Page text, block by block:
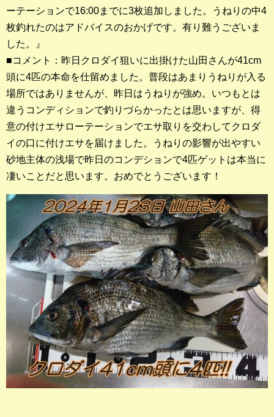
ーテーションで16:00までに3枚追加しました。うねりの中4
枚釣れたのはアドバイスのおかげです。有り難うございま
した。』
■コメント：昨日クロダイ狙いに出掛けた山田さんが41cm
頭に4匹の本命を仕留めました。普段はあまりうねりが入る
場所ではありませんが、昨日はうねりが強め。いつもとは
違うコンディションで釣りづらかったとは思いますが、得
意の付けエサローテーションでエサ取りを交わしてクロダ
イの口に付けエサを届けました。うねりの影響が出やすい
砂地主体の浅場で昨日のコンデションで4匹ゲットは本当に
凄いことだと思います。おめでとうございます！
シロギス部門
過去の釣果ランキング
ブログ・釣行記
スタッフブログ
店長釣行記
スタッフ釣行記
釣果投稿フォーム
お問い合わせ